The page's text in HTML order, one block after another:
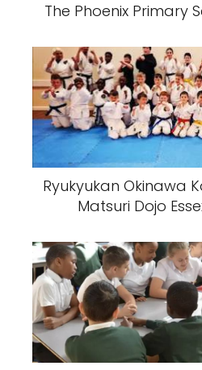
The Phoenix Primary
Ryukyukan Okinawa
Matsuri Dojo